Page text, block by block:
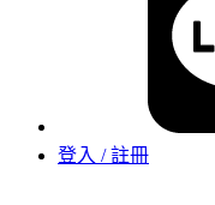
登入 / 註冊